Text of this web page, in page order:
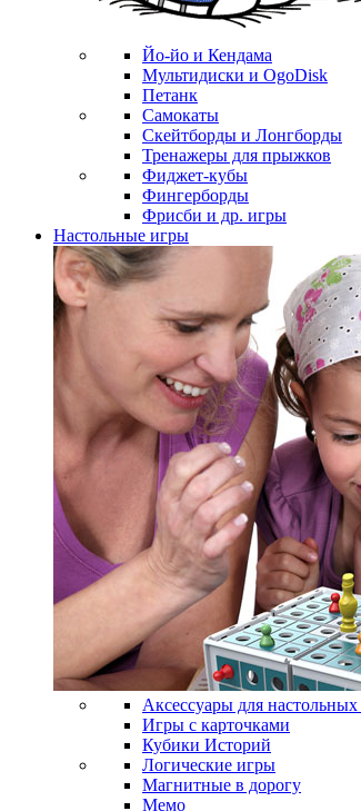
Йо-йо и Кендама
Мультидиски и OgoDisk
Петанк
Самокаты
Скейтборды и Лонгборды
Тренажеры для прыжков
Фиджет-кубы
Фингерборды
Фрисби и др. игры
Настольные игры
Аксессуары для настольных
Игры с карточками
Кубики Историй
Логические игры
Магнитные в дорогу
Мемо